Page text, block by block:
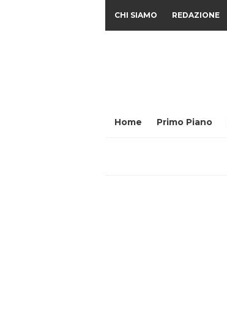
CHI SIAMO REDAZIONE
Home Primo Piano